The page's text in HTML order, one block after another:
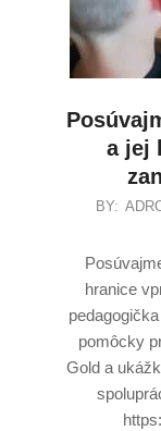
a jej
BY:
hranice
pedagogička
pomôcky
Gold a